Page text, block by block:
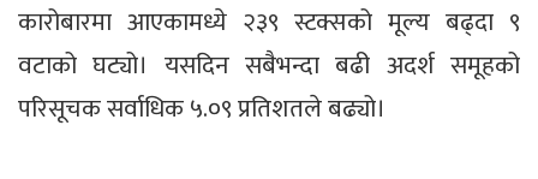
कारोबारमा आएकामध्ये २३९ स्टक्सको मूल्य बढ्दा ९
वटाको घट्यो। यसदिन सबैभन्दा बढी अदर्श समूहको
परिसूचक सर्वाधिक ५.०९ प्रतिशतले बढ्यो।